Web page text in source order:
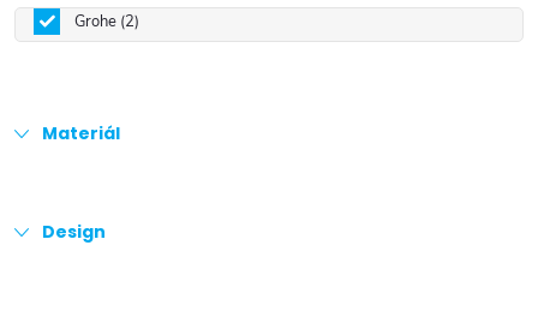
Grohe 2
Materiál
Design